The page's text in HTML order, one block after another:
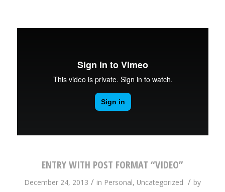
ENTRY WITH POST FORMAT “VIDEO”
December 24, 2013 / in Personal, Uncategorized / by